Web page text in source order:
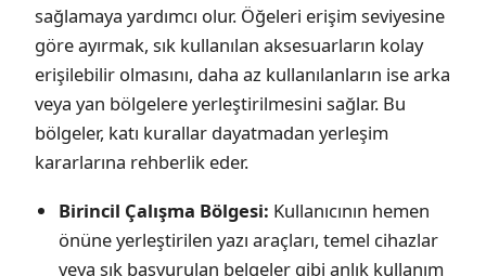
sağlamaya yardımcı olur. Öğeleri erişim seviyesine
göre ayırmak, sık kullanılan aksesuarların kolay
erişilebilir olmasını, daha az kullanılanların ise arka
veya yan bölgelere yerleştirilmesini sağlar. Bu
bölgeler, katı kurallar dayatmadan yerleşim
kararlarına rehberlik eder.
Birincil Çalışma Bölgesi: Kullanıcının hemen
önüne yerleştirilen yazı araçları, temel cihazlar
veya sık başvurulan belgeler gibi anlık kullanım